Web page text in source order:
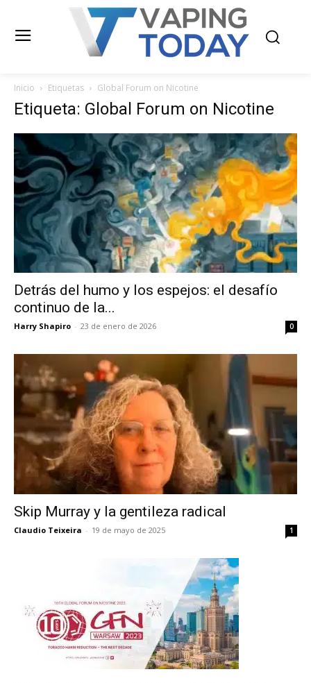
Inicio Etiquetas Global Forum on Nicotine
Etiqueta: Global Forum on Nicotine
Detrás del humo y los espejos: el desafío
continuo de la...
Harry Shapiro - 23 de enero de 2026 0
Skip Murray y la gentileza radical
Claudio Teixeira - 19 de mayo de 2025 1